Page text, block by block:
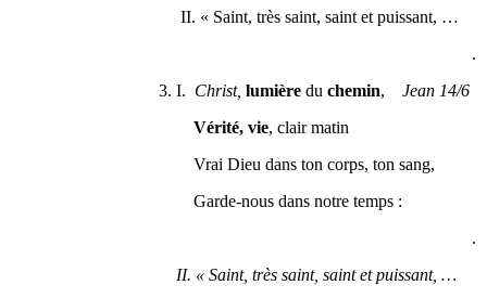
II. « Saint, très saint, saint et puissant, …
.
3. I. Christ, lumière duchemin,Jean 14/6
Vérité, vie, clair matin
Vrai Dieu dans ton corps, ton sang,
Garde-nous dans notre temps :
.
II. « Saint, très saint, saint et puissant, …